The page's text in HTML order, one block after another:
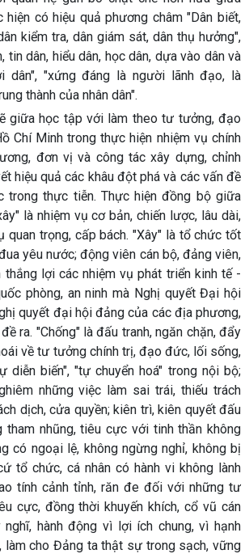
có hiệu quả phương châm "Dân biết,
kiểm tra, dân giám sát, dân thụ hưởng",
tin dân, hiểu dân, học dân, dựa vào dân và
dân", "xứng đáng là người lãnh đạo, là
thành của nhân dân".
giữa học tập với làm theo tư tưởng, đạo
Chí Minh trong thực hiện nhiệm vụ chính
đơn vị và công tác xây dựng, chỉnh
hiệu quả các khâu đột phá và các vấn đề
trong thực tiễn. Thực hiện đồng bộ giữa
là nhiệm vụ cơ bản, chiến lược, lâu dài,
quan trọng, cấp bách. "Xây" là tổ chức tốt
yêu nước; động viên cán bộ, đảng viên,
thắng lợi các nhiệm vụ phát triển kinh tế -
phòng, an ninh mà Nghị quyết Đại hội
quyết đại hội đảng của các địa phương,
ra. "Chống" là đấu tranh, ngăn chặn, đẩy
về tư tưởng chính trị, đạo đức, lối sống,
diễn biến", "tự chuyển hoá" trong nội bộ;
những việc làm sai trái, thiếu trách
dịch, cửa quyền; kiên trì, kiên quyết đấu
tham nhũng, tiêu cực với tinh thần không
có ngoại lệ, không ngừng nghỉ, không bị
tổ chức, cá nhân có hành vi không lành
tính cảnh tỉnh, răn đe đối với những tư
cực, đồng thời khuyến khích, cổ vũ cán
hành động vì lợi ích chung, vì hạnh
làm cho Đảng ta thật sự trong sạch, vững